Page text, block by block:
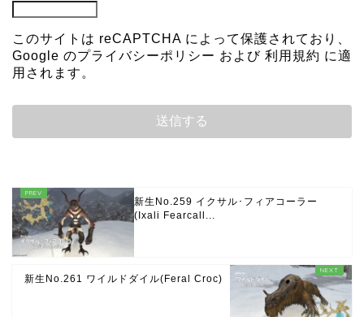
このサイトは reCAPTCHA によって保護されており、
Google のプライバシーポリシー および 利用規約 に適
用されます。
新生No.259 イクサル･フィアコーラー
(Ixali Fearcall...
新生No.261 ワイルドダイル(Feral Croc)